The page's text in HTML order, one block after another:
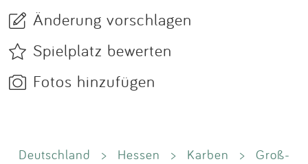
Änderung vorschlagen
Spielplatz bewerten
Fotos hinzufügen
Deutschland > Hessen > Karben >
Groß-